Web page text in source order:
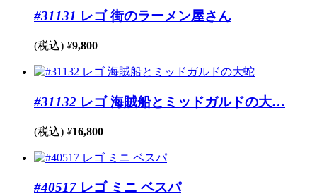
#31131 レゴ 街のラーメン屋さん
(税込) ¥9,800
#31132 レゴ 海賊船とミッドガルドの大…
(税込) ¥16,800
#40517 レゴ ミニ ベスパ